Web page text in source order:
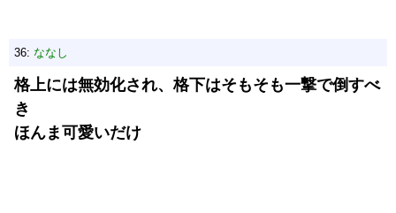
36: ななし
格上には無効化され、格下はそもそも一撃で倒すべ
き
ほんま可愛いだけ